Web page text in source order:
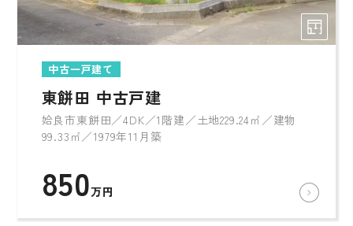
中古一戸建て
東餅田 中古戸建
姶良市東餅田／4DK／1階建／土地229.24㎡／建物
99.33㎡／1979年11月築
850万円